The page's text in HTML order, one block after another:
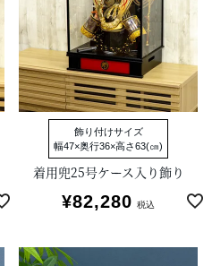
飾り付けサイズ
幅47×奥行36×高さ63(㎝)
着用兜25号ケース入り飾り
¥82,280 税込